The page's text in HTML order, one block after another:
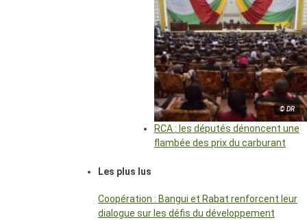
© DR
RCA : les députés dénoncent une
flambée des prix du carburant
Les plus lus
Coopération : Bangui et Rabat renforcent leur
dialogue sur les défis du développement